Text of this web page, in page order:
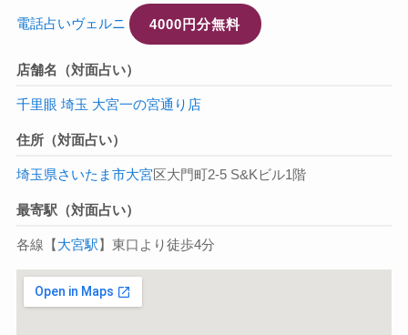
電話占いヴェルニ 4000円分無料
店舗名（対面占い）
千里眼 埼玉 大宮一の宮通り店
住所（対面占い）
埼玉県さいたま市大宮区大門町2-5 S&Kビル1階
最寄駅（対面占い）
各線【大宮駅】東口より徒歩4分